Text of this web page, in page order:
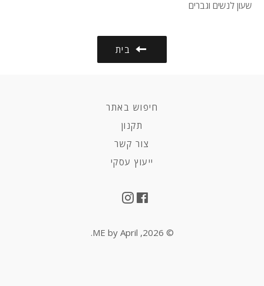
שעון לנשים וגברים
בית
חיפוש באתר
תקנון
צור קשר
ייעוץ עסקי
Facebook
Instagram
© 2026,
ME by April
.